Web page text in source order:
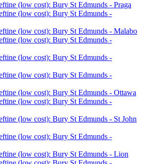
(low cost): Bury St Edmunds - Praga
(low cost): Bury St Edmunds -
(low cost): Bury St Edmunds - Malabo
(low cost): Bury St Edmunds -
(low cost): Bury St Edmunds -
(low cost): Bury St Edmunds -
(low cost): Bury St Edmunds - Ottawa
(low cost): Bury St Edmunds -
(low cost): Bury St Edmunds - St John
(low cost): Bury St Edmunds -
(low cost): Bury St Edmunds - Lion